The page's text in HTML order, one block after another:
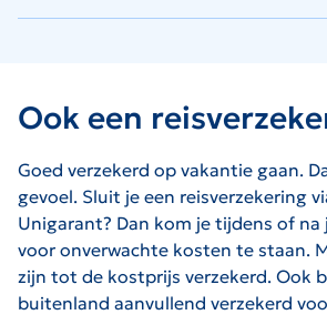
Ook een
Goed verzekerd op vakantie gaan.
gevoel. Sluit je een reisverzekering
Unigarant? Dan kom je tijdens of
voor onverwachte kosten te staan.
zijn tot de kostprijs verzekerd. Ook
buitenland aanvullend verzekerd